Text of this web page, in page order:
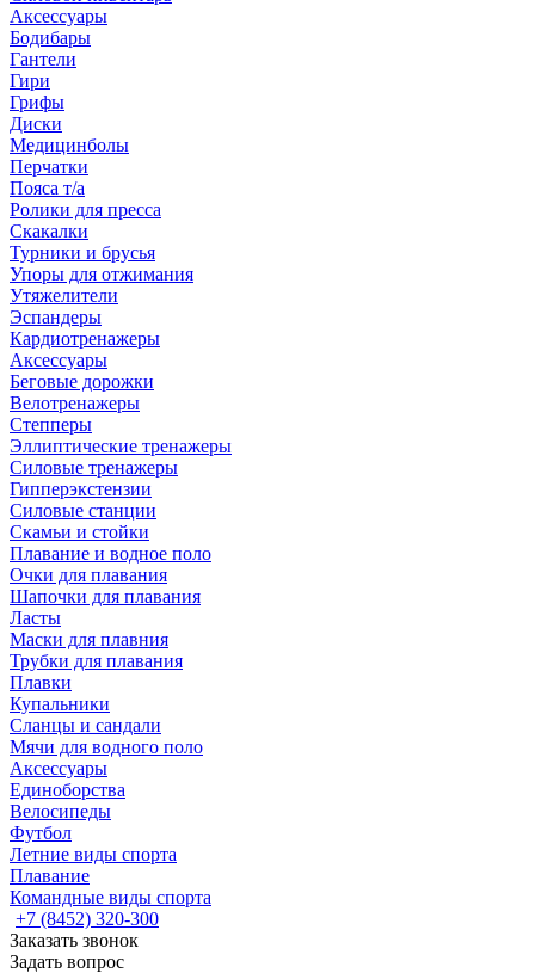
Аксессуары
Бодибары
Гантели
Гири
Грифы
Диски
Медицинболы
Перчатки
Пояса т/а
Ролики для пресса
Скакалки
Турники и брусья
Упоры для отжимания
Утяжелители
Эспандеры
Кардиотренажеры
Аксессуары
Беговые дорожки
Велотренажеры
Степперы
Эллиптические тренажеры
Силовые тренажеры
Гипперэкстензии
Силовые станции
Скамьи и стойки
Плавание и водное поло
Очки для плавания
Шапочки для плавания
Ласты
Маски для плавния
Трубки для плавания
Плавки
Купальники
Сланцы и сандали
Мячи для водного поло
Аксессуары
Единоборства
Велосипеды
Футбол
Летние виды спорта
Плавание
Командные виды спорта
+7 (8452) 320-300
Заказать звонок
Задать вопрос